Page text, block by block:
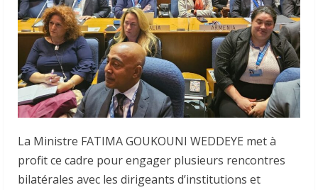
La Ministre FATIMA GOUKOUNI WEDDEYE met à
profit ce cadre pour engager plusieurs rencontres
bilatérales avec les dirigeants d’institutions et